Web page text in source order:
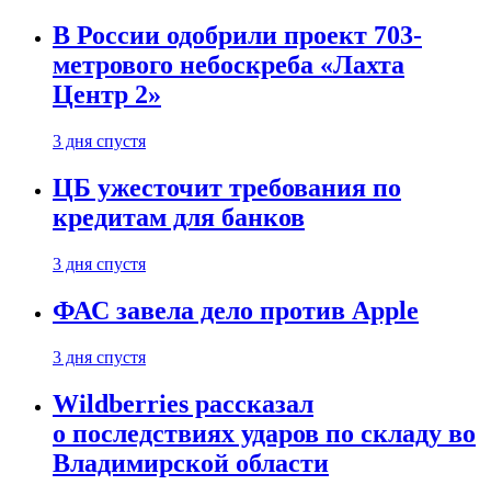
В России одобрили проект 703-
метрового небоскреба «Лахта
Центр 2»
3 дня спустя
ЦБ ужесточит требования по
кредитам для банков
3 дня спустя
ФАС завела дело против Apple
3 дня спустя
Wildberries рассказал
о последствиях ударов по складу во
Владимирской области